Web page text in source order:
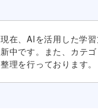
現在、AIを活用した学
新中です。また、カテ
整理を行っております。